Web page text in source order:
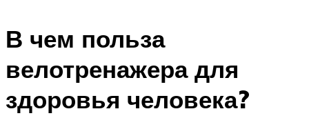
В чем польза
велотренажера для
здоровья человека?